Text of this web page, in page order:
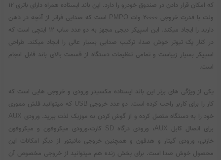
که امکان قرار دادن در صندوق خودرو را دارد. این باند ایستاده همراه دارای باتری ۱۲
ولت با قدرت خروجی ۲۰۰۰۰ وات PMPO است که صدایی فراتر از آنچه در ذهن
دارید را ایجاد میکند. این اسپیکر دیجی مجهز به دو عدد ساب ۱۲ اینچی است که
در کنار یک تیوتر خوش صدا، ترکیب صدایی بسیار عالی را ایجاد میکند. طراحی
اسپیکر بسیار زیباست و تمامی تنظیمات دستگاه از قسمت بالای باند قابل انجام
است.
یکی از ویژگی های برتر این باند ایستاده مکسیدر ورودی و خروجی هایی است که
کار را برای کاربر راحت کرده است. دو عدد خروجی USB که میتوانید فلش مموری
خود را به دستگاه متصل کرده و از گوش کردن به موزیک لذت ببرید. ورودی AUX
برای اتصال کابل AUX، ورودی درگاه SD کارت،ورودی میکروفون و میکروفون
خازنی، ورودی گیتار و هدفون و همچنین خروجی مانیتور از دیگر امکانات این
محصول خوش صدا است. برای پخش زنده هم میتوانید از خروجی مخصوص آن